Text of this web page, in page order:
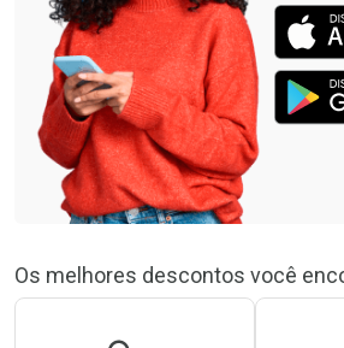
Os melhores descontos você